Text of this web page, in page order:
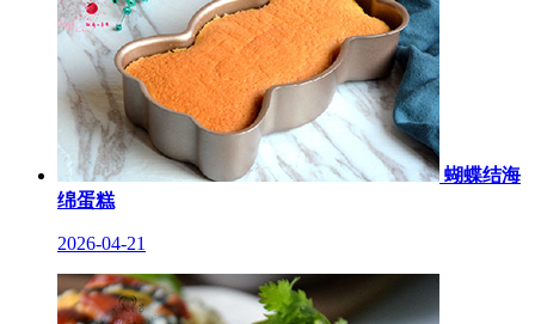
蝴蝶结海
绵蛋糕
2026-04-21